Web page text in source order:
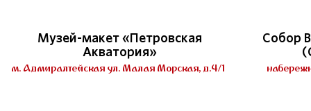
Музей-макет «Петровская
Акватория»
м. Адмиралтейская ул. Малая Морская, д.4/1
Собор